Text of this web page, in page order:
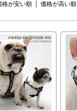
格が安い順 価格が高い順